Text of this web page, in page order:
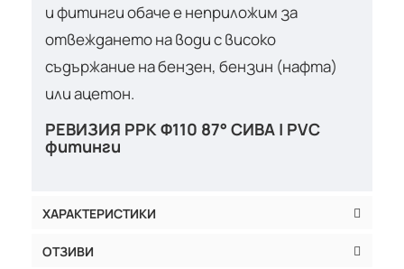
и фитинги обаче е неприложим за
отвеждането на води с високо
съдържание на бензен, бензин (нафта)
или ацетон.
РЕВИЗИЯ PPK Ф110 87° СИВА | PVC
фитинги
ХАРАКТЕРИСТИКИ
ОТЗИВИ